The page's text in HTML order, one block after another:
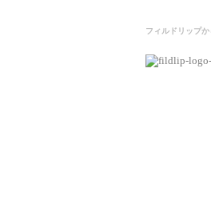
フィルドリップ